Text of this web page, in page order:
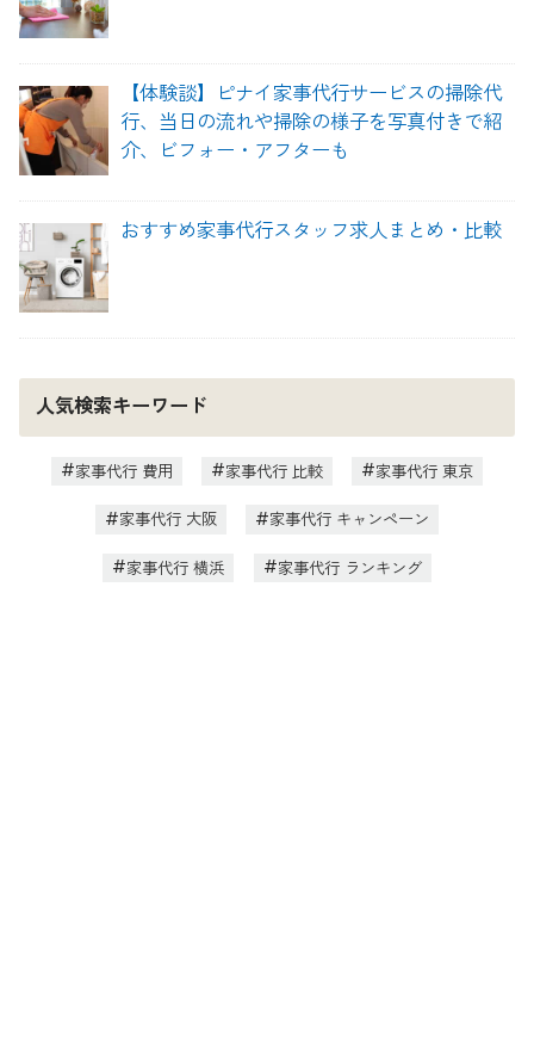
【体験談】ピナイ家事代行サービスの掃除代
行、当日の流れや掃除の様子を写真付きで紹
介、ビフォー・アフターも
おすすめ家事代行スタッフ求人まとめ・比較
人気検索キーワード
家事代行 費用 家事代行 比較 家事代行 東京
家事代行 大阪 家事代行 キャンペーン
家事代行 横浜 家事代行 ランキング